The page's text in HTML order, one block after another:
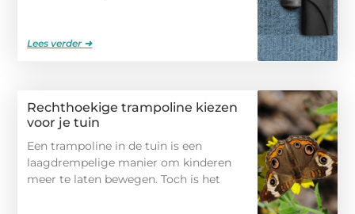
Lees verder ➜
Rechthoekige trampoline kiezen
voor je tuin
Een trampoline in de tuin is een
laagdrempelige manier om kinderen
meer te laten bewegen. Toch is het